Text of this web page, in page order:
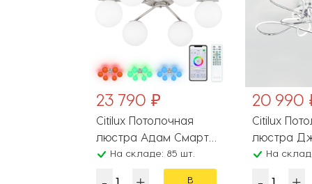
23 790 ₽
Citilux Потолочная
люстра Адам Смарт
CL228A161
На складе: 85 шт.
В
20 990
Citilux
люстра
CL229B141E
На